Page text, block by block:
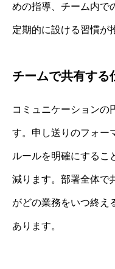
めの指導、チーム内で
定期的に設ける習慣が
チームで共有する
コミュニケーションの
す。申し送りのフォー
ルールを明確にするこ
減ります。部署全体で
がどの業務をいつ終え
あります。